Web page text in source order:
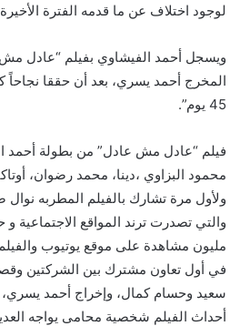
لوجود اختلاف عن ما قدمه الفترة
ويسجل أحمد الفيشاوي بفيلم “عادل مش
المخرج أحمد يسري، بعد أن حققا نجاحاً
45 يوم”.
فيلم “عادل مش عادل” من بطولة أحمد
محمود البزاوي ،دينا، محمد رضوان،
ولأول مرة تشارك بالفيلم المطربه
مليون مشاهدة على موقع يوتيوب
في أول تعاون مشترك بين الشركتين
سعيد وحسام كمال، وإخراج أحمد
أحداث الفيلم شخصية محامى يواجه